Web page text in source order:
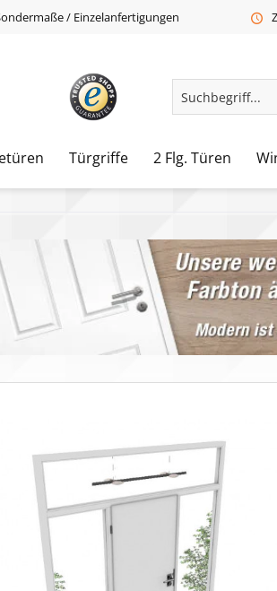
/ Einzelanfertigungen
Türgriffe 2 Flg. Türen